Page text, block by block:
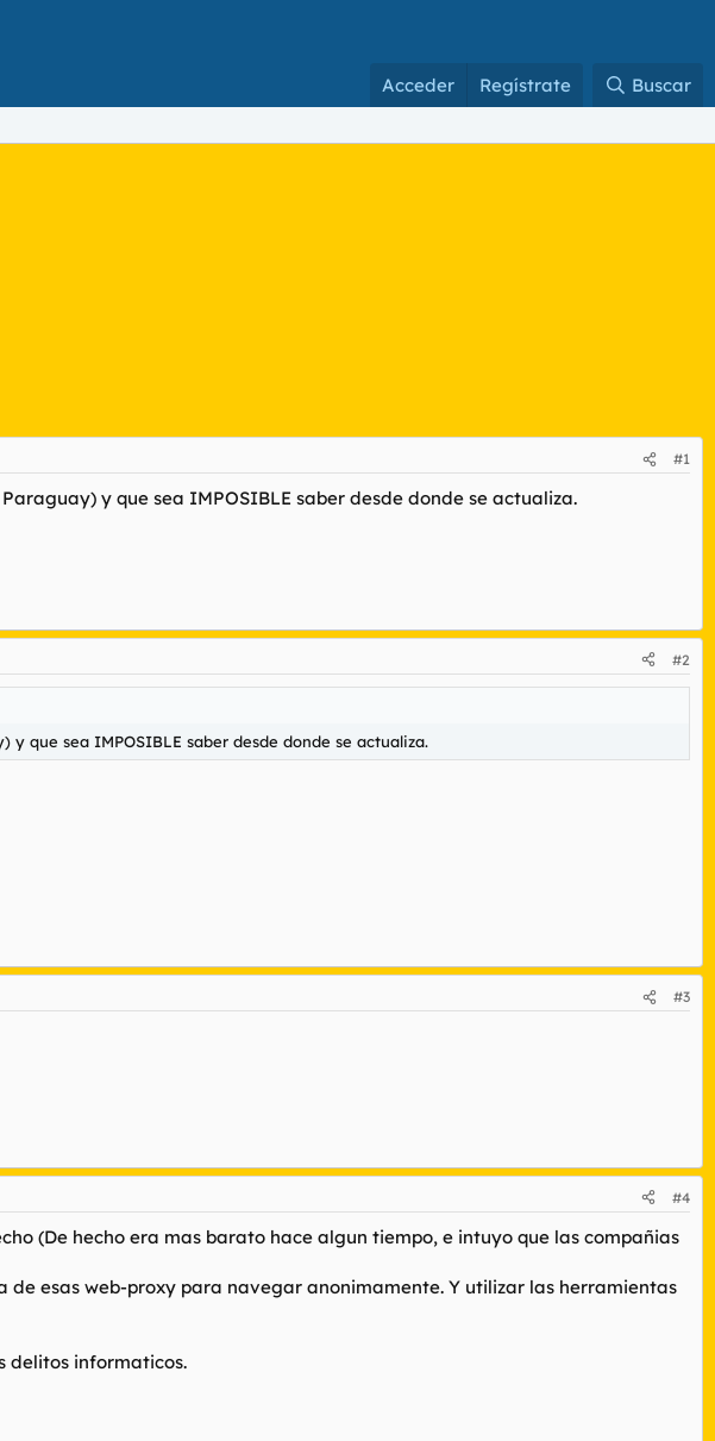
Acceder Regístrate Buscar
#1
y que sea IMPOSIBLE saber desde donde se actualiza.
#2
que sea IMPOSIBLE saber desde donde se actualiza.
#3
#4
(De hecho era mas barato hace algun tiempo, e intuyo que las compañias
esas web-proxy para navegar anonimamente. Y utilizar las herramientas
delitos informaticos.